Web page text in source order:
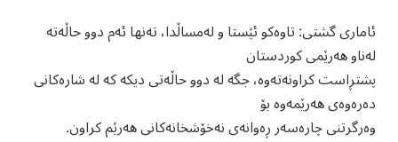
ئاماری گشتی: تاوەکو ئێستا و لەمساڵدا، تەنها ئەم دوو حاڵەتە
لەناو هەرێمی کوردستان
پشتڕاست کراونەتەوە، جگە لە دوو حاڵەتی دیکە کە لە شارەکانی
دەرەوەی هەرێمەوە بۆ
وەرگرتنی چارەسەر ڕەوانەی نەخۆشخانەکانی هەرێم کراون.